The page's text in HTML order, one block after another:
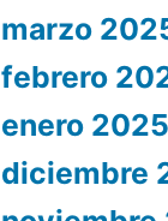
marzo
febrero
enero 2025
diciembre